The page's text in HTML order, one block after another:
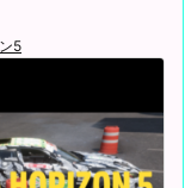
5